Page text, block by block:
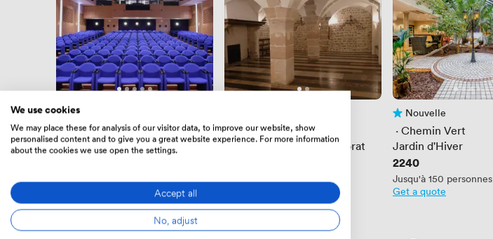
Pas encore d'avis
Nouvelle
· Paris Gare de Lyon
Auditorium
· Arts et Métiers
Cave Voûtée - Atelier Dorat
Pas encore d'avis
Nouvelle
· Chemin Vert
Jardin d'Hiver
Prix
2240
Jusqu'à 150 personnes
Get a quote
We use cookies
We may place these for analysis of our visitor data, to improve our website, show
personalised content and to give you a great website experience. For more information
about the cookies we use open the settings.
Accept all
No, adjust